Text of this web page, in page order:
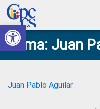
Abrir barra
Skip
to
primary
navigation
Skip
to
main
content
Skip
to
primary
sidebar
Skip
to
footer
Consejo
de
Ciudadana
Construyendo
Poder
Ciudadano
Tema: Juan
Juan Pablo Aguilar